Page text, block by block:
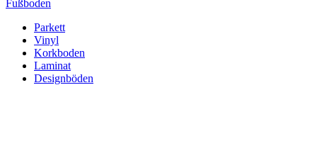
Fußboden
Parkett
Vinyl
Korkboden
Laminat
Designböden